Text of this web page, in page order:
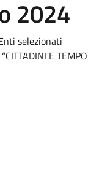
2024
selezionati
E TEMPO